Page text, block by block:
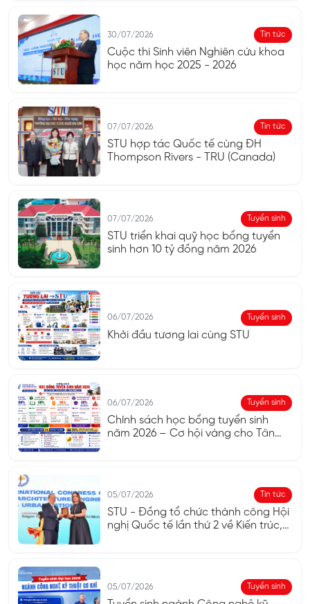
30/07/2026 Tin tức
Cuộc thi Sinh viên Nghiên cứu khoa
học năm học 2025 - 2026
07/07/2026 Tin tức
STU hợp tác Quốc tế cùng ĐH
Thompson Rivers - TRU (Canada)
07/07/2026 Tuyển sinh
STU triển khai quỹ học bổng tuyển
sinh hơn 10 tỷ đồng năm 2026
06/07/2026 Tuyển sinh
Khởi đầu tương lai cùng STU
06/07/2026 Tuyển sinh
Chính sách học bổng tuyển sinh
năm 2026 – Cơ hội vàng cho Tân
05/07/2026 Tin tức
STU - Đồng tổ chức thành công Hội
nghị Quốc tế lần thứ 2 về Kiến trúc,
05/07/2026 Tuyển sinh